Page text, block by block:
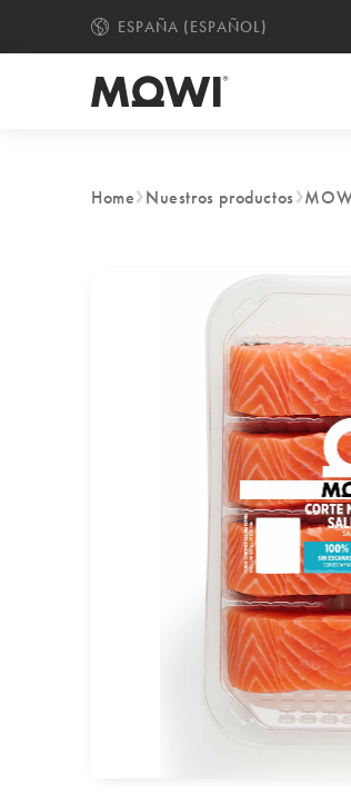
CAMBIAR IDIOMA
ESPAÑA (ESPAÑOL)
Home Nuestros productos